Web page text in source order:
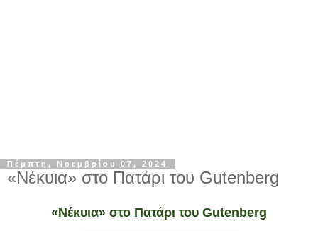
Πέμπτη, Νοεμβρίου 07, 2024
«Νέκυια» στο Πατάρι του Gutenberg
«Νέκυια» στο Πατάρι του Gutenberg